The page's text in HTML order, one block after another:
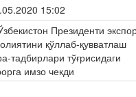
15:02